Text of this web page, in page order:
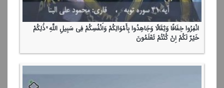
انْفِرُوا خِفَافًا وَثِقَالًا وَجَاهِدُوا بِأَمْوَالِكُمْ وَأَنْفُسِكُمْ فِی سَبِیلِ اللَّهِ ۚ ذَٰلِكُمْ
خَیْرٌ لَكُمْ إِنْ كُنْتُمْ تَعْلَمُونَ